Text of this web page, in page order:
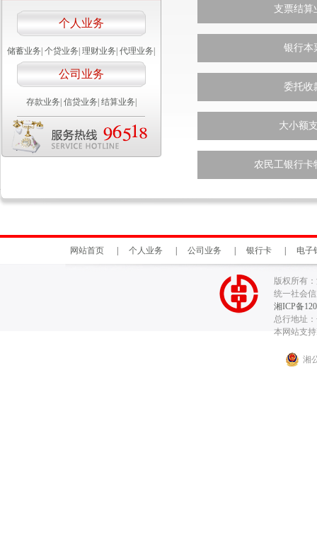
个人业务
储蓄业务 个贷业务 理财业务 代理业务
公司业务
存款业务 信贷业务 结算业务
支票结算
银行本
委托收
大小额
农民工银行卡
网站首页 个人业务 公司业务 银行卡 电子
版权所有
统一社会信
湘ICP备
总行地址
本网站支
湘